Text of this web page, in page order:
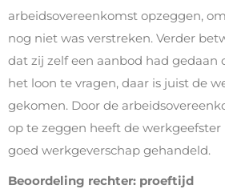
arbeidsovereenkomst opzeggen,
nog niet was verstreken. Verder
dat zij zelf een aanbod had gedaan
het loon te vragen, daar is juist de
gekomen. Door de
op te zeggen heeft de
goed werkgeverschap gehandeld.
Beoordeling rechter: proeftijd